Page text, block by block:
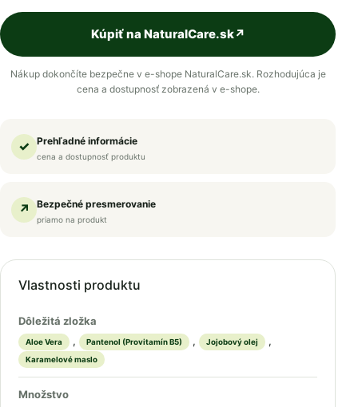
Kúpiť na NaturalCare.sk↗
Nákup dokončíte bezpečne v e-shope NaturalCare.sk. Rozhodujúca je
cena a dostupnosť zobrazená v e-shope.
✓ Prehľadné informácie
cena a dostupnosť produktu
↗ Bezpečné presmerovanie
priamo na produkt
Vlastnosti produktu
Dôležitá zložka
Aloe Vera , Pantenol (Provitamín B5) , Jojobový olej ,
Karamelové maslo
Množstvo